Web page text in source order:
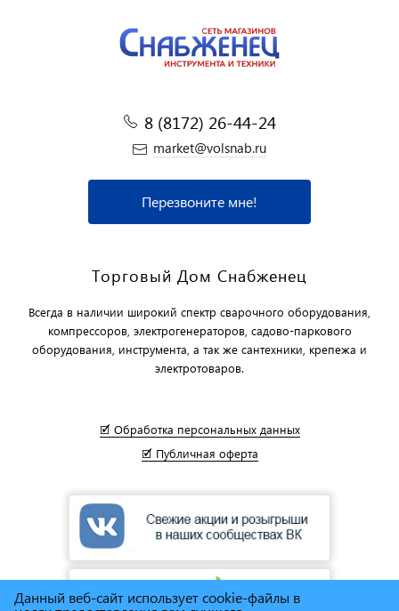
8 (8172) 26-44-24
market@volsnab.ru
Перезвоните мне!
Торговый Дом Снабженец
Всегда в наличии широкий спектр сварочного оборудования,
компрессоров, электрогенераторов, садово-паркового
оборудования, инструмента, а так же сантехники, крепежа и
электротоваров.
🗹 Обработка персональных данных
🗹 Публичная оферта
Данный веб-сайт использует cookie-файлы в